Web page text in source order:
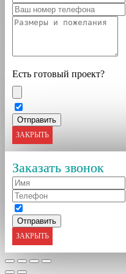
Есть готовый проект?
ЗАКРЫТЬ
Заказать звонок
ЗАКРЫТЬ